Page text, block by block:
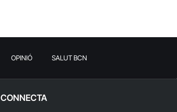
OPINIÓ SALUT BCN
CONNECTA